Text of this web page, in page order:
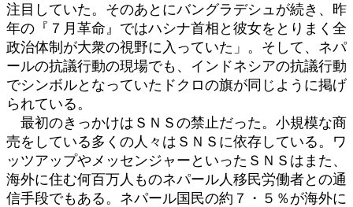
注目していた。そのあとにバングラデシュが続き、昨
年の『７月革命』ではハシナ首相と彼女をとりまく全
政治体制が大衆の視野に入っていた」。そして、ネパ
ールの抗議行動の現場でも、インドネシアの抗議行動
でシンボルとなっていたドクロの旗が同じように掲げ
られている。
最初のきっかけはＳＮＳの禁止だった。小規模な商
売をしている多くの人々はＳＮＳに依存している。ワ
ッツアップやメッセンジャーといったＳＮＳはまた、
海外に住む何百万人ものネパール人移民労働者との通
信手段でもある。ネパール国民の約７・５％が海外に